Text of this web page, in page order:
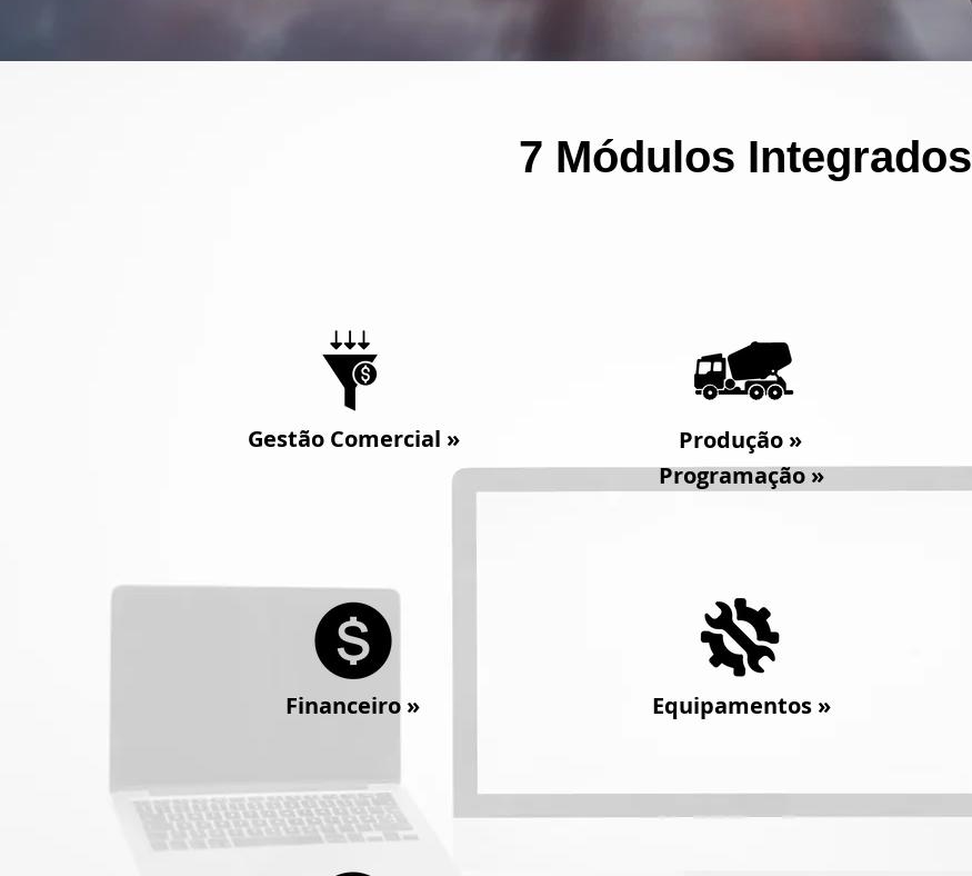
7 Módulos Integrados
Gestão Comercial »
Financeiro »
Produção »
Programação»
Equipamentos »